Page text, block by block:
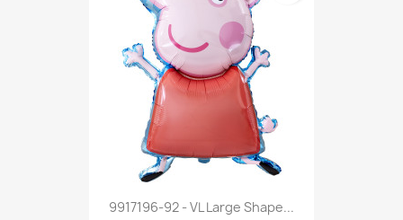
9917196-92 - VL Large Shape...